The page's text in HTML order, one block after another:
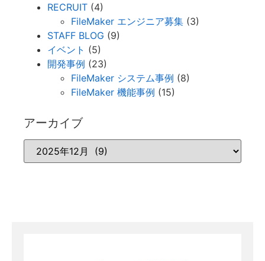
RECRUIT (4)
FileMaker エンジニア募集 (3)
STAFF BLOG (9)
イベント (5)
開発事例 (23)
FileMaker システム事例 (8)
FileMaker 機能事例 (15)
アーカイブ